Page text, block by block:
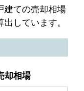
建ての売却相場
しています。
却相場